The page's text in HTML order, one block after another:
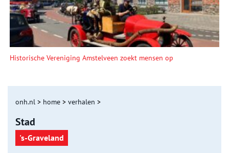
Historische Vereniging Amstelveen zoekt mensen op
onh.nl > home > verhalen >
Stad
's-Graveland